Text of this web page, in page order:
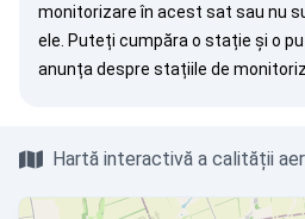
monitorizare în acest sat sau nu
ele. Puteți cumpăra o stație și o
anunța despre stațiile de
Hartă interactivă a calității